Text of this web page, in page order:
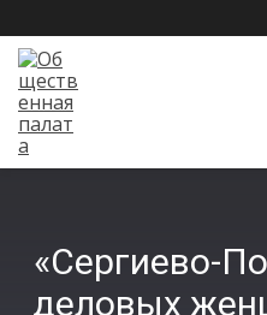
«Сергиево-
деловых